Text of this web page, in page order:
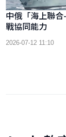
中俄「海上聯
戰協同能力
2026-07-12 11:10